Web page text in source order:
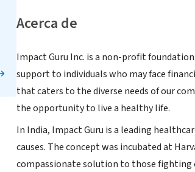
Acerca de
Impact Guru Inc. is a non-profit
support to individuals who may face
that caters to the diverse needs of our
the opportunity to live a healthy life.
In India, Impact Guru is a leading
causes. The concept was incubated at
compassionate solution to those fighting